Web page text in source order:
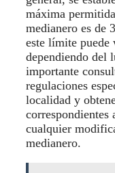
máxima
medianero es de
este límite puede
dependiendo del
importante
regulaciones
localidad y
correspondientes
cualquier
medianero.